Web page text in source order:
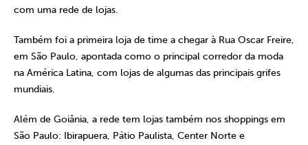
com uma rede de lojas.
Também foi a primeira loja de time a chegar à Rua Oscar Freire,
em São Paulo, apontada como o principal corredor da moda
na América Latina, com lojas de algumas das principais grifes
mundiais.
Além de Goiânia, a rede tem lojas também nos shoppings em
São Paulo: Ibirapuera, Pátio Paulista, Center Norte e